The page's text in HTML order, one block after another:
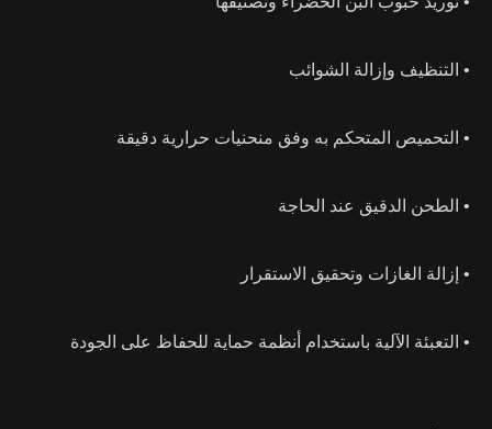
• التنظيف وإزالة الشوائب
• التحميص المتحكم به وفق منحنيات حرارية دقيقة
• الطحن الدقيق عند الحاجة
• إزالة الغازات وتحقيق الاستقرار
• التعبئة الآلية باستخدام أنظمة حماية للحفاظ على الجودة